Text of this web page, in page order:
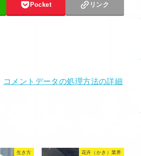
Pocket リンク
コメントデータの処理方法の詳細
生き方 花卉（かき）業界